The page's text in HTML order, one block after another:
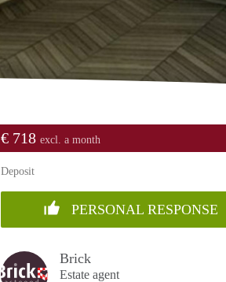
€ 718 excl. a month
Deposit
PERSONAL RESPONSE
Brick
Estate agent